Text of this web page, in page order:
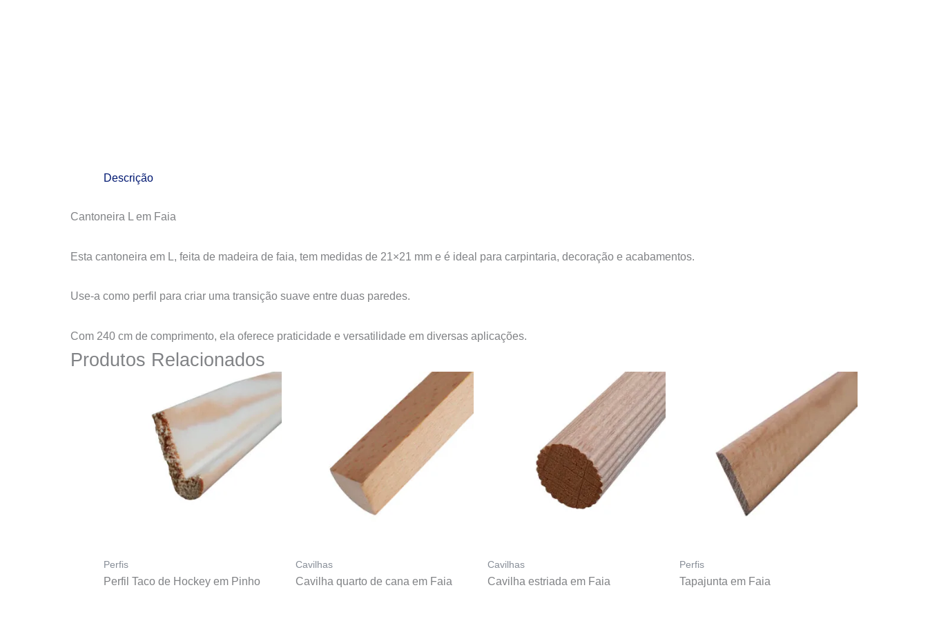
Descrição
Cantoneira L em Faia
Esta cantoneira em L, feita de madeira de faia, tem medidas de 21×21 mm e é ideal para carpintaria, decoração e acabamentos.
Use-a como perfil para criar uma transição suave entre duas paredes.
Com 240 cm de comprimento, ela oferece praticidade e versatilidade em diversas aplicações.
Produtos Relacionados
Perfis
Perfil Taco de Hockey em Pinho
Cavilhas
Cavilha quarto de cana em Faia
Cavilhas
Cavilha estriada em Faia
Perfis
Tapajunta em Faia